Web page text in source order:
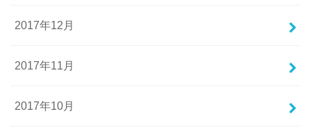
2017年12月
2017年11月
2017年10月